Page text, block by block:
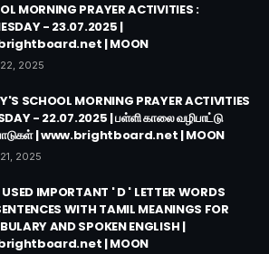
MORNING PRAYER ACTIVITIES :
- 23.07.2025 |
| MOON
2025
SCHOOL MORNING PRAYER ACTIVITIES
- 22.07.2025 | பள்ளி காலை வழிபாட்டு
| www.brightboard.net | MOON
2025
IMPORTANT ' D ' LETTER WORDS
WITH TAMIL MEANINGS FOR
AND SPOKEN ENGLISH |
| MOON